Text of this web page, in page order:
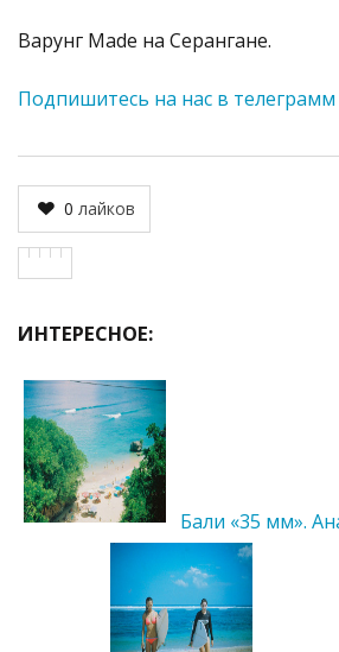
Варунг Made на Серангане.
Подпишитесь на нас в телеграмм
0 лайков
ИНТЕРЕСНОЕ:
Бали «35 мм».